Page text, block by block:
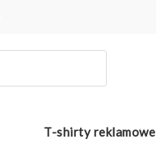
T-shirty reklamowe